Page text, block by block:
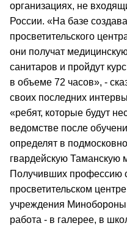
организациях, не
России. «На базе
просветительского
они получат
санитаров и пройдут
в объеме 72 часов», -
своих последних
«ребят, которые будут
ведомстве после
определят в
гвардейскую Таманскую
Получивших профессию
просветительском
учреждения
работа - в галерее, в